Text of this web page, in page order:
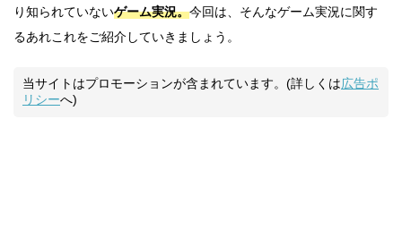
り知られていないゲーム実況。今回は、そんなゲーム実況に関す
るあれこれをご紹介していきましょう。
当サイトはプロモーションが含まれています。(詳しくは広告ポ
リシーへ)